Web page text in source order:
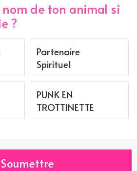
de ton animal si
?
Partenaire
Spirituel
PUNK EN
TROTTINETTE
Soumettre